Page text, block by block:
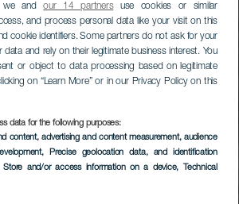
we andour 14 partnersuse cookies or similar
and process personal data like your visit on this
cookie identifiers. Some partners do not ask for your
and rely on their legitimate business interest. You
or object to data processing based on legitimate
on “Learn More” or in our Privacy Policy on this
data for the following purposes:
content, advertising and content measurement, audience
, Precise geolocation data, and identification
Store and/or access information on a device, Technical